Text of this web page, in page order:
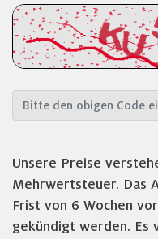
Unsere Preise
Mehrwertsteuer. Das
Frist von 6 Wochen
gekündigt werden. Es